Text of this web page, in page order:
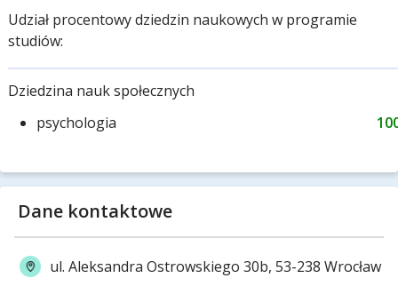
Udział procentowy dziedzin naukowych w programie
studiów:
Dziedzina nauk społecznych
psychologia
Dane kontaktowe
ul. Aleksandra Ostrowskiego 30b, 53-238 Wrocław